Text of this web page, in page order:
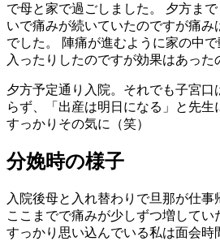
で母と家で過ごしました。 夕方ま
いで痛みが続いていたのですが痛み
でした。 陣痛が進むように家の中
入ったりしたのですが効果はあっ
夕方予定通り入院。それでも子宮口
らず、「出産は明日になる」と先生
すっかりその気に（笑）
分娩時の様子
入院後母と入れ替わりで旦那が仕事
ここまでで痛みが少しずつ増してい
すっかり思い込んでいる私は面会時